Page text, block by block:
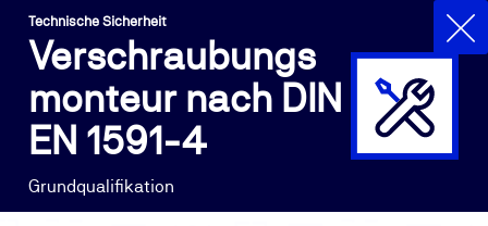
Technische Sicherheit
Verschraubungs
monteur nach DIN
EN 1591-4
Grundqualifikation